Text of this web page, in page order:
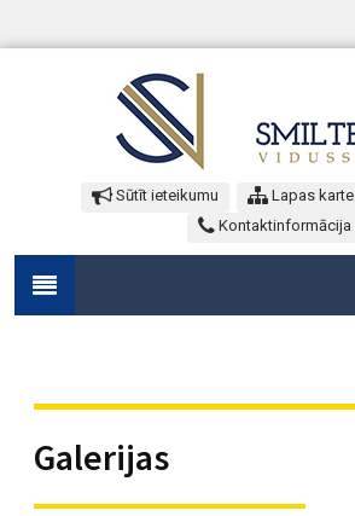
Sūtīt ieteikumu Lapas karte
Kontaktinformācija
Galerijas